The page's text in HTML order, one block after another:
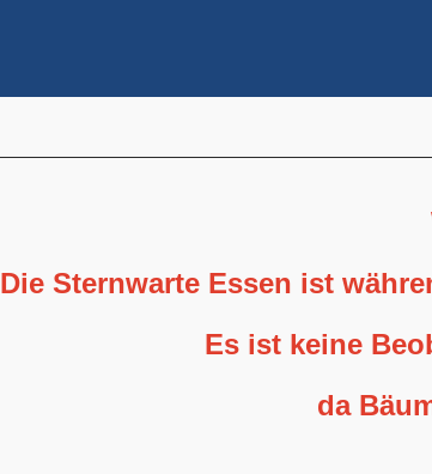
Die Sternwarte Essen ist
Es ist keine
da